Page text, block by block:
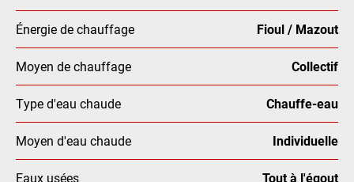
Énergie de chauffage Fioul / Mazout
Moyen de chauffage Collectif
Type d'eau chaude Chauffe-eau
Moyen d'eau chaude Individuelle
Eaux usées Tout à l'égout